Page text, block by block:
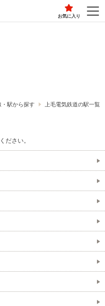
お気に入り
・駅から探す 上毛電気鉄道の駅一覧
ださい。